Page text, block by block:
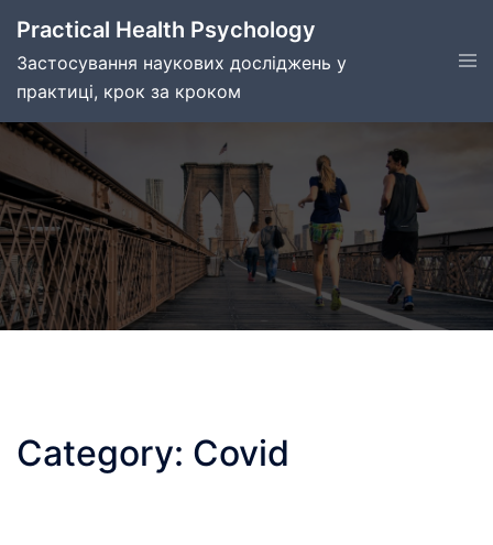
content
Practical Health Psychology
Застосування наукових досліджень у
практиці, крок за кроком
Category: Covid